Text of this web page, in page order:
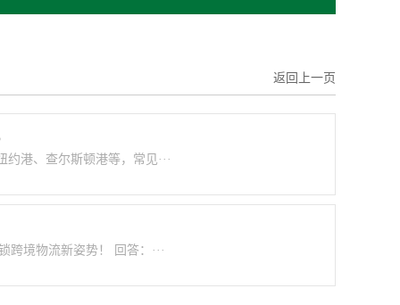
返回上一页
港、查尔斯顿港等，常见···
境物流新姿势！ 回答：···